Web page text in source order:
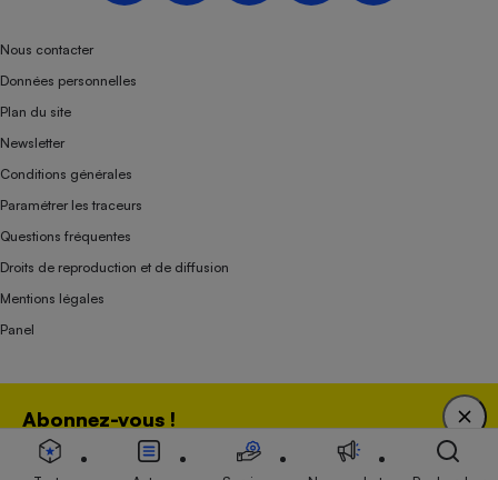
Abonnez-vous !
Bénéficiez d'une expertise unique tout en soutenant
Nous contacter
Données personnelles
Plan du site
Newsletter
Conditions générales
Paramétrer les traceurs
Questions fréquentes
Droits de reproduction et de diffusion
Mentions légales
Panel
Association indépendante de l’État, des syndicats, des producteurs et des
distributeurs depuis 1951.